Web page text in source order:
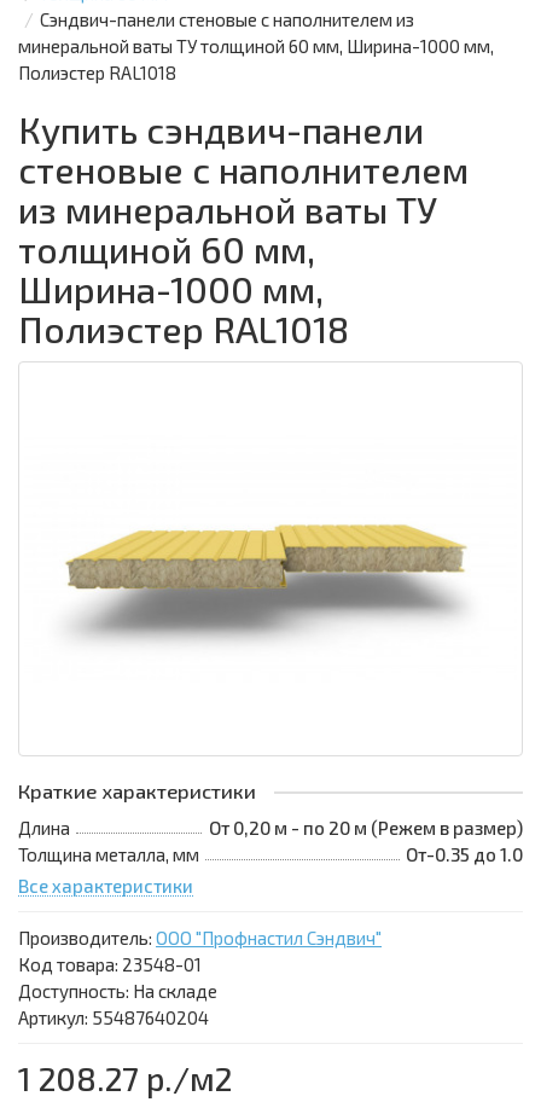
Сэндвич-панели стеновые с наполнителем из
минеральной ваты ТУ толщиной 60 мм, Ширина-1000 мм,
Полиэстер RAL1018
Купить сэндвич-панели
стеновые с наполнителем
из минеральной ваты ТУ
толщиной 60 мм,
Ширина-1000 мм,
Полиэстер RAL1018
Краткие характеристики
Длина
От 0,20 м - по 20 м (Режем в размер)
Толщина металла, мм
От-0.35 до 1.0
Все характеристики
Производитель: ООО "Профнастил Сэндвич"
Код товара: 23548-01
Доступность: На складе
Артикул: 55487640204
1 208.27 р./м2